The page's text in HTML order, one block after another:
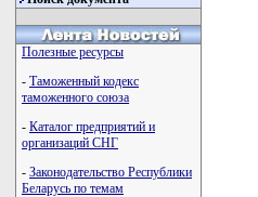
Полезные ресурсы
- Таможенный кодекс
таможенного союза
- Каталог предприятий и
организаций СНГ
- Законодательство Республики
Беларусь по темам